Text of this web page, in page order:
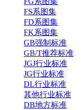
FS系图集
FD系图集
FK系图集
GB强制标准
GB/T推荐标准
JGJ行业标准
JG行业标准
DL行业标准
其他行业标准
DB地方标准